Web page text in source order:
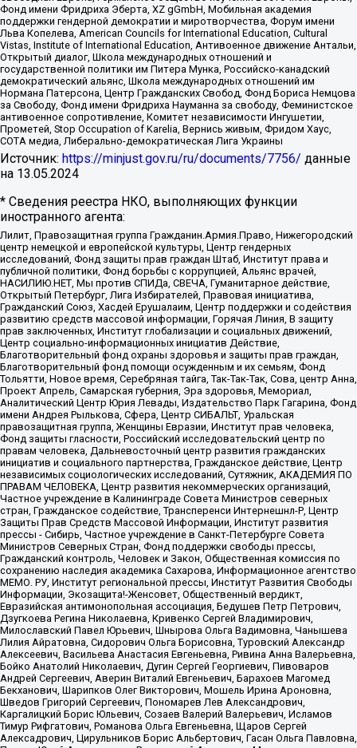
Фонд имени Фридриха Эберта, XZ gGmbH, Мобильная академия
поддержки гендерной демократии и миротворчества, Форум имени
Льва Копелева, American Councils for International Education, Cultural
Vistas, Institute of International Education, Антивоенное движение Антальи,
Открытый диалог, Школа международных отношений и
государственной политики им Питера Мунка, Российско-канадский
демократический альянс, Школа международных отношений им
Нормана Патерсона, Центр Гражданских Свобод, Фонд Бориса Немцова
за Свободу, Фонд имени Фридриха Науманна за свободу, Феминистское
антивоенное сопротивление, Комитет независимости Ингушетии,
Прометей, Stop Occupation of Karelia, Вернись живым, Фридом Хаус,
СОТА медиа, Либерально-демократическая Лига Украины
Источник: https://minjust.gov.ru/ru/documents/7756/ данные
на 13.05.2024
* Сведения реестра НКО, выполняющих функции
иностранного агента:
Лилит, Правозащитная группа Гражданин.Армия.Право, Нижегородский
центр немецкой и европейской культуры, Центр гендерных
исследований, Фонд защиты прав граждан Штаб, Институт права и
публичной политики, Фонд борьбы с коррупцией, Альянс врачей,
НАСИЛИЮ.НЕТ, Мы против СПИДа, СВЕЧА, Гуманитарное действие,
Открытый Петербург, Лига Избирателей, Правовая инициатива,
Гражданский Союз, Хасдей Ерушалаим, Центр поддержки и содействия
развитию средств массовой информации, Горячая Линия, В защиту
прав заключенных, Институт глобализации и социальных движений,
Центр социально-информационных инициатив Действие,
Благотворительный фонд охраны здоровья и защиты прав граждан,
Благотворительный фонд помощи осужденным и их семьям, Фонд
Тольятти, Новое время, Серебряная тайга, Так-Так-Так, Сова, центр Анна,
Проект Апрель, Самарская губерния, Эра здоровья, Мемориал,
Аналитический Центр Юрия Левады, Издательство Парк Гагарина, Фонд
имени Андрея Рылькова, Сфера, Центр СИБАЛЬТ, Уральская
правозащитная группа, Женщины Евразии, Институт прав человека,
Фонд защиты гласности, Российский исследовательский центр по
правам человека, Дальневосточный центр развития гражданских
инициатив и социального партнерства, Гражданское действие, Центр
независимых социологических исследований, Сутяжник, АКАДЕМИЯ ПО
ПРАВАМ ЧЕЛОВЕКА, Центр развития некоммерческих организаций,
Частное учреждение в Калининграде Совета Министров северных
стран, Гражданское содействие, Трансперенси Интернешнл-Р, Центр
Защиты Прав Средств Массовой Информации, Институт развития
прессы - Сибирь, Частное учреждение в Санкт-Петербурге Совета
Министров Северных Стран, Фонд поддержки свободы прессы,
Гражданский контроль, Человек и Закон, Общественная комиссия по
сохранению наследия академика Сахарова, Информационное агентство
МЕМО. РУ, Институт региональной прессы, Институт Развития Свободы
Информации, Экозащита!-Женсовет, Общественный вердикт,
Евразийская антимонопольная ассоциация, Бедушев Петр Петрович,
Дзугкоева Регина Николаевна, Кривенко Сергей Владимирович,
Милославский Павел Юрьевич, Шнырова Ольга Вадимовна, Чанышева
Лилия Айратовна, Сидорович Ольга Борисовна, Туровский Александр
Алексеевич, Васильева Анастасия Евгеньевна, Ривина Анна Валерьевна,
Бойко Анатолий Николаевич, Дугин Сергей Георгиевич, Пивоваров
Андрей Сергеевич, Аверин Виталий Евгеньевич, Барахоев Магомед
Бекханович, Шарипков Олег Викторович, Мошель Ирина Ароновна,
Шведов Григорий Сергеевич, Пономарев Лев Александрович,
Каргалицкий Борис Юльевич, Созаев Валерий Валерьевич, Исламов
Тимур Рифгатович, Романова Ольга Евгеньевна, Щаров Сергей
Алексадрович, Цирульников Борис Альбертович, Гасан Ольга Павловна,